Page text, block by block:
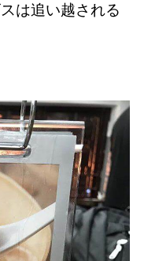
は追い越される